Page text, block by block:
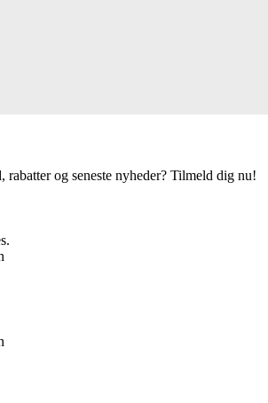
og seneste nyheder? Tilmeld dig nu!